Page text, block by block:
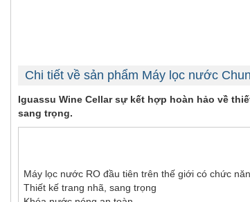
Chi tiết về sản phẩm Máy lọc nước
Iguassu Wine Cellar sự kết hợp hoàn hảo về
sang trọng.
Máy lọc nước RO đầu tiên trên thế giới có chức
Thiết kế trang nhã, sang trọng